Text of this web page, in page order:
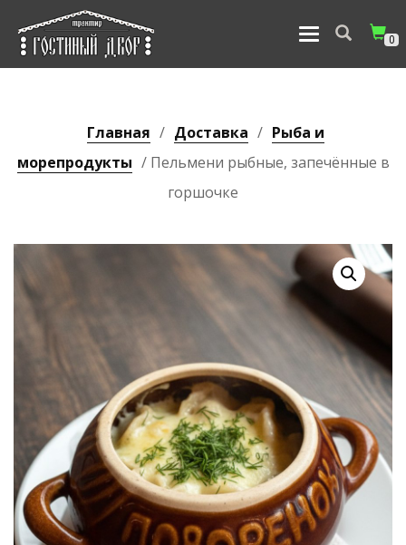
ПЕРЕКЛЮЧИТЬ
0
Главная / Доставка / Рыба и
морепродукты / Пельмени рыбные, запечённые в
горшочке